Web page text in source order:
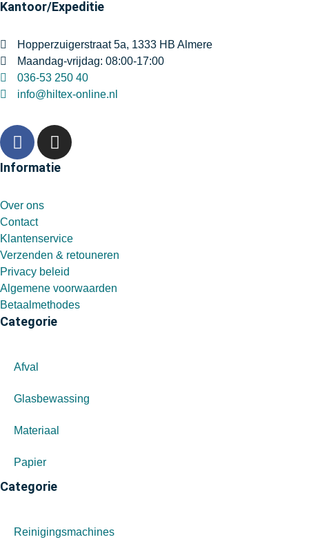
Kantoor/Expeditie
Hopperzuigerstraat 5a, 1333 HB Almere
Maandag-vrijdag: 08:00-17:00
036-53 250 40
info@hiltex-online.nl
Informatie
Over ons
Contact
Klantenservice
Verzenden & retouneren
Privacy beleid
Algemene voorwaarden
Betaalmethodes
Categorie
Afval
Glasbewassing
Materiaal
Papier
Categorie
Reinigingsmachines